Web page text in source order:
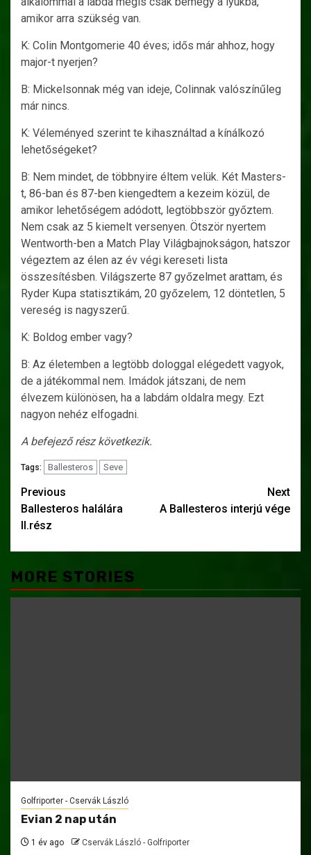
amikor arra szükség van.
K: Colin Montgomerie 40 éves; idős már ahhoz, hogy
major-t nyerjen?
B: Mickelsonnak még van ideje, Colinnak valószínűleg
már nincs.
K: Véleményed szerint te kihasználtad a kínálkozó
lehetőségeket?
B: Nem mindet, de többnyire éltem velük. Két Masters-
t, 86-ban és 87-ben kiengedtem a kezeim közül, de
amikor lehetőségem adódott, legtöbbször győztem.
Nem csak az 5 kiemelt versenyen. Ötször nyertem
Wentworth-ben a Match Play Világbajnokságon, hatszor
végeztem az élen az év végi kereseti lista
összesítésben. Világszerte 87 győzelmet arattam, és
Ryder Kupa statisztikám, 20 győzelem, 12 döntetlen, 5
vereség is nagyszerű.
K: Boldog ember vagy?
B: Az életemben a legtöbb dologgal elégedett vagyok,
de a játékommal nem. Imádok játszani, de nem
élvezem különösen, ha a labdám oldalra megy. Ezt
nagyon nehéz elfogadni.
A befejező rész következik.
Tags: Ballesteros Seve
Post
navigation
Previous
Ballesteros halálára
II.rész
Next
A Ballesteros interjú vége
MORE STORIES
Golfriporter - Cservák László
Evian 2 nap után
1 év ago Cservák László - Golfriporter